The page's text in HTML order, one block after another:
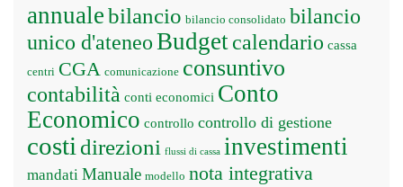
annualebilancio bilancio consolidato bilancio
unico d'ateneoBudgetcalendario cassa
centri CGA comunicazione consuntivo
contabilità conti economici Conto
Economico controllo controllo di gestione
costi direzioni flussi di cassa investimenti
mandati Manuale modello nota integrativa